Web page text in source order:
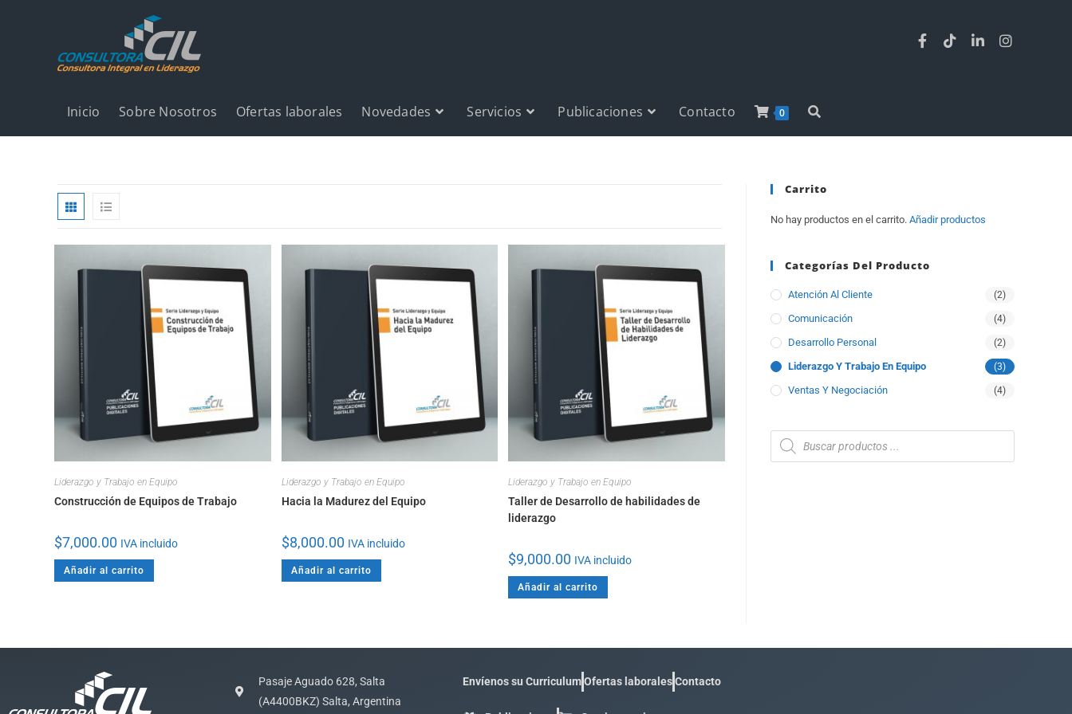
Inicio Sobre Nosotros Ofertas laborales Novedades Servicios Publicaciones Contacto 0
Liderazgo y Trabajo en Equipo
Construcción de Equipos de Trabajo
$7,000.00 IVA incluido
Añadir al carrito
Liderazgo y Trabajo en Equipo
Hacia la Madurez del Equipo
$8,000.00 IVA incluido
Añadir al carrito
Liderazgo y Trabajo en Equipo
Taller de Desarrollo de habilidades de
liderazgo
$9,000.00 IVA incluido
Añadir al carrito
Carrito
No hay productos en el carrito. Añadir productos
Categorías Del Producto
Atención Al Cliente (2)
Comunicación (4)
Desarrollo Personal (2)
Liderazgo Y Trabajo En Equipo (3)
Ventas Y Negociación (4)
Pasaje Aguado 628, Salta
(A4400BKZ) Salta, Argentina
Envíenos su CurriculumOfertas laboralesContacto